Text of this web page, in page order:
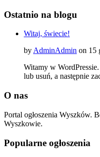
Ostatnio na blogu
Witaj, świecie!
by AdminAdmin on 15
Witamy w
lub usuń, a następnie
O nas
Portal ogłoszenia Wyszków.
Wyszkowie.
Popularne ogłoszenia